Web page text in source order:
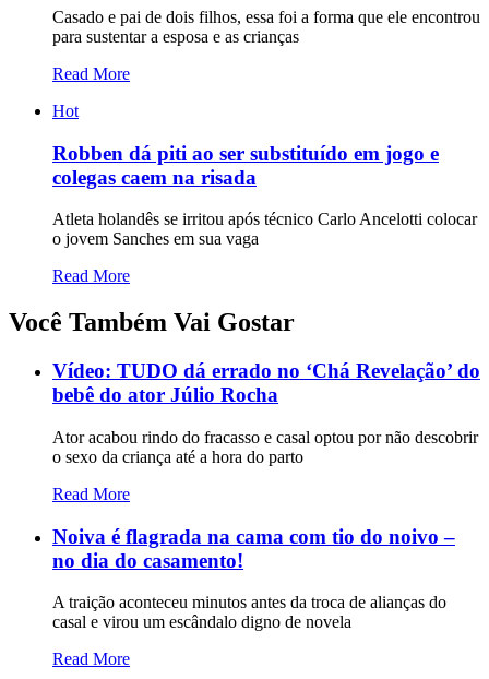
Casado e pai de dois filhos, essa foi a forma que ele encontrou
para sustentar a esposa e as crianças
Read More
Hot
Robben dá piti ao ser substituído em jogo e
colegas caem na risada
Atleta holandês se irritou após técnico Carlo Ancelotti colocar
o jovem Sanches em sua vaga
Read More
Você Também Vai Gostar
Vídeo: TUDO dá errado no ‘Chá Revelação’ do
bebê do ator Júlio Rocha
Ator acabou rindo do fracasso e casal optou por não descobrir
o sexo da criança até a hora do parto
Read More
Noiva é flagrada na cama com tio do noivo –
no dia do casamento!
A traição aconteceu minutos antes da troca de alianças do
casal e virou um escândalo digno de novela
Read More